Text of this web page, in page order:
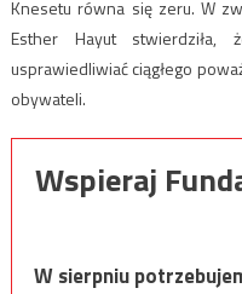
Knesetu równa się zeru. W
Esther Hayut stwierdziła,
usprawiedliwiać ciągłego
obywateli.
Wspieraj
W sierpniu